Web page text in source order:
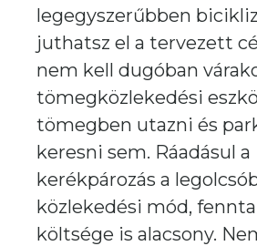
legegyszerűbben
juthatsz el a tervezett
nem kell dugóban
tömegközlekedési
tömegben utazni és
keresni sem. Ráadásul a
kerékpározás a
közlekedési mód,
költsége is alacsony.